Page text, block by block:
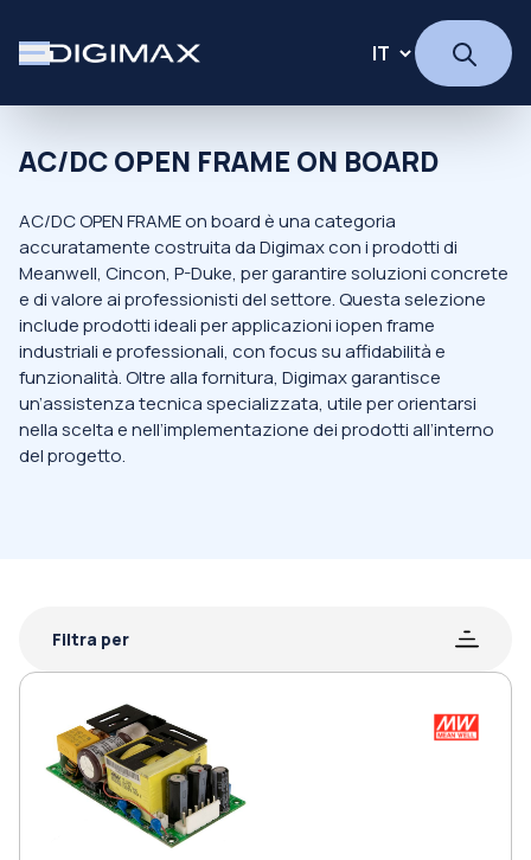
AC/DC OPEN FRAME ON BOARD
AC/DC OPEN FRAME on board è una categoria
accuratamente costruita da Digimax con i prodotti di
Meanwell, Cincon, P-Duke, per garantire soluzioni concrete
e di valore ai professionisti del settore. Questa selezione
include prodotti ideali per applicazioni iopen frame
industriali e professionali, con focus su affidabilità e
funzionalità. Oltre alla fornitura, Digimax garantisce
un’assistenza tecnica specializzata, utile per orientarsi
nella scelta e nell’implementazione dei prodotti all’interno
del progetto.
Filtra per